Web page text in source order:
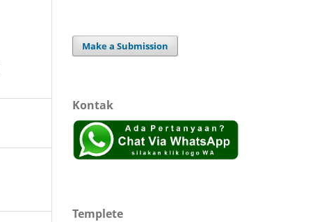
Make a Submission
Kontak
Templete